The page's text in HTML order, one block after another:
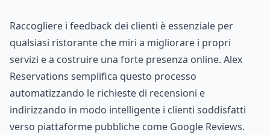
Raccogliere i feedback dei clienti è essenziale per
qualsiasi ristorante che miri a migliorare i propri
servizi e a costruire una forte presenza online. Alex
Reservations semplifica questo processo
automatizzando le richieste di recensioni e
indirizzando in modo intelligente i clienti soddisfatti
verso piattaforme pubbliche come Google Reviews.